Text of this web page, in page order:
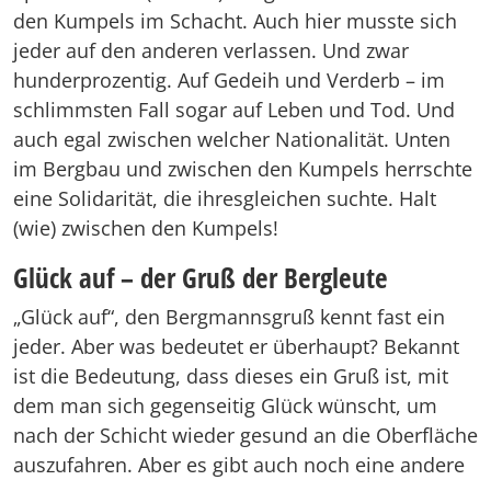
den Kumpels im Schacht. Auch hier musste sich
jeder auf den anderen verlassen. Und zwar
hunderprozentig. Auf Gedeih und Verderb – im
schlimmsten Fall sogar auf Leben und Tod. Und
auch egal zwischen welcher Nationalität. Unten
im Bergbau und zwischen den Kumpels herrschte
eine Solidarität, die ihresgleichen suchte. Halt
(wie) zwischen den Kumpels!
Glück auf – der Gruß der Bergleute
„Glück auf“, den Bergmannsgruß kennt fast ein
jeder. Aber was bedeutet er überhaupt? Bekannt
ist die Bedeutung, dass dieses ein Gruß ist, mit
dem man sich gegenseitig Glück wünscht, um
nach der Schicht wieder gesund an die Oberfläche
auszufahren. Aber es gibt auch noch eine andere